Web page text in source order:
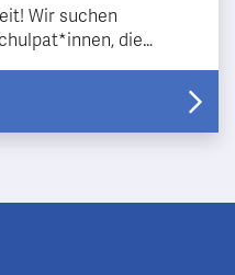
Wir suchen
die
Bildungsweg begleiten.